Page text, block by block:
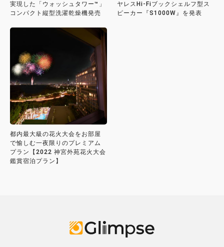
実現した「ウォッシュタワー™」
コンパクト縦型洗濯乾燥機発売
ヤレスHi-Fiブックシェルフ型ス
ピーカー『S1000W』を発表
都内最大級の花火大会をお部屋
で愉しむ一夜限りのプレミアム
プラン【2022 神宮外苑花火大会
鑑賞宿泊プラン】